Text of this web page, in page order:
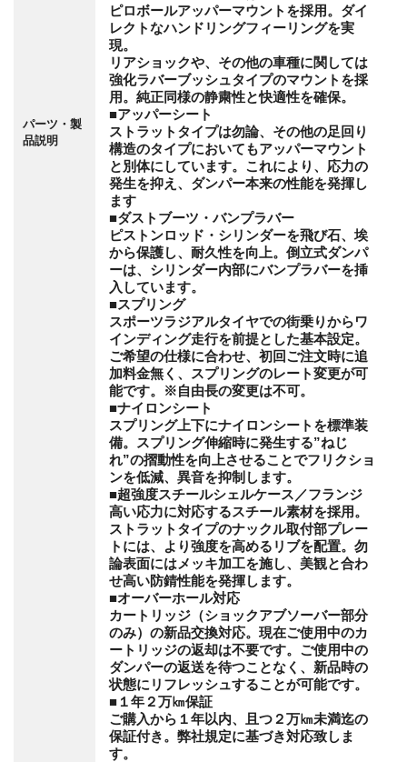
パーツ・製
品説明
ピロボールアッパーマウントを採用。ダイ
レクトなハンドリングフィーリングを実
現。
リアショックや、その他の車種に関しては
強化ラバーブッシュタイプのマウントを採
用。純正同様の静粛性と快適性を確保。
■アッパーシート
ストラットタイプは勿論、その他の足回り
構造のタイプにおいてもアッパーマウント
と別体にしています。これにより、応力の
発生を抑え、ダンパー本来の性能を発揮し
ます
■ダストブーツ・バンプラバー
ピストンロッド・シリンダーを飛び石、埃
から保護し、耐久性を向上。倒立式ダンパ
ーは、シリンダー内部にバンプラバーを挿
入しています。
■スプリング
スポーツラジアルタイヤでの街乗りからワ
インディング走行を前提とした基本設定。
ご希望の仕様に合わせ、初回ご注文時に追
加料金無く、スプリングのレート変更が可
能です。※自由長の変更は不可。
■ナイロンシート
スプリング上下にナイロンシートを標準装
備。スプリング伸縮時に発生する”ねじ
れ”の摺動性を向上させることでフリクショ
ンを低減、異音を抑制します。
■超強度スチールシェルケース／フランジ
高い応力に対応するスチール素材を採用。
ストラットタイプのナックル取付部プレー
トには、より強度を高めるリブを配置。勿
論表面にはメッキ加工を施し、美観と合わ
せ高い防錆性能を発揮します。
■オーバーホール対応
カートリッジ（ショックアブソーバー部分
のみ）の新品交換対応。現在ご使用中のカ
ートリッジの返却は不要です。ご使用中の
ダンパーの返送を待つことなく、新品時の
状態にリフレッシュすることが可能です。
■１年２万㎞保証
ご購入から１年以内、且つ２万㎞未満迄の
保証付き。弊社規定に基づき対応致しま
す。